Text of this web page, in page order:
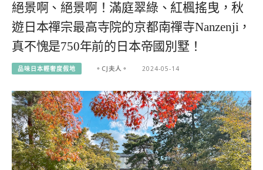
絕景啊、絕景啊！滿庭翠綠、紅楓搖曳，秋
遊日本禪宗最高寺院的京都南禪寺Nanzenji，
真不愧是750年前的日本帝國別墅！
品味日本輕奢度假地 。CJ夫人。 2024-05-14